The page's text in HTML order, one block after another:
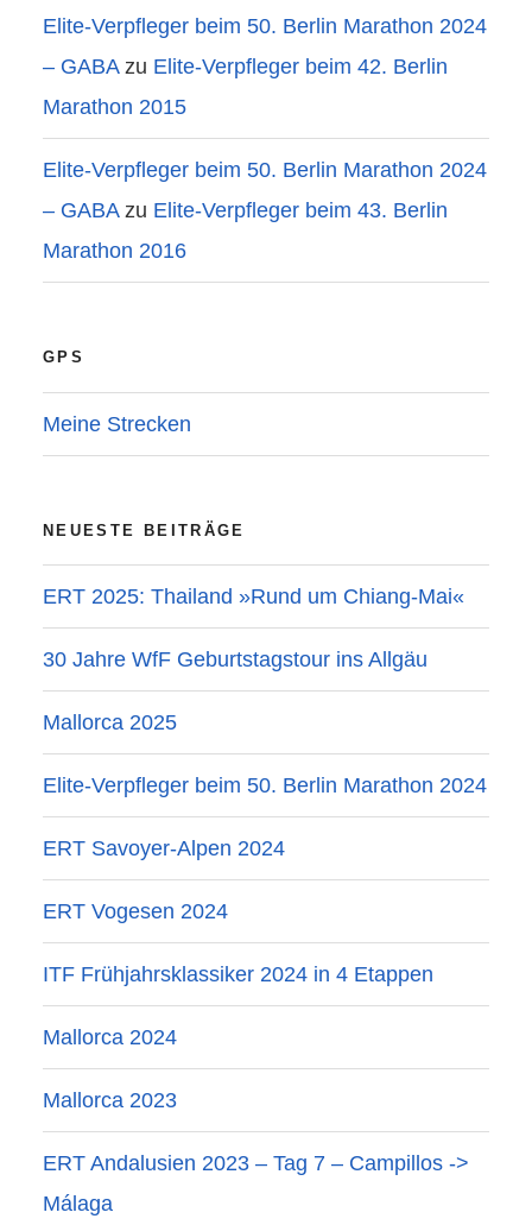
Elite-Verpfleger beim 50. Berlin Marathon 2024
– GABAzu Elite-Verpfleger beim 42. Berlin
Marathon 2015
Elite-Verpfleger beim 50. Berlin Marathon 2024
– GABAzu Elite-Verpfleger beim 43. Berlin
Marathon 2016
GPS
Meine Strecken
NEUESTE BEITRÄGE
ERT 2025: Thailand »Rund um Chiang-Mai«
30 Jahre WfF Geburtstagstour ins Allgäu
Mallorca 2025
Elite-Verpfleger beim 50. Berlin Marathon 2024
ERT Savoyer-Alpen 2024
ERT Vogesen 2024
ITF Frühjahrsklassiker 2024 in 4 Etappen
Mallorca 2024
Mallorca 2023
ERT Andalusien 2023 – Tag 7 – Campillos ->
Málaga